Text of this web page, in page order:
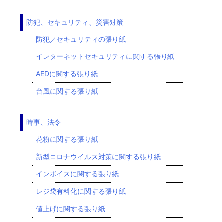
防犯、セキュリティ、災害対策
防犯／セキュリティの張り紙
インターネットセキュリティに関する張り紙
AEDに関する張り紙
台風に関する張り紙
時事、法令
花粉に関する張り紙
新型コロナウイルス対策に関する張り紙
インボイスに関する張り紙
レジ袋有料化に関する張り紙
値上げに関する張り紙